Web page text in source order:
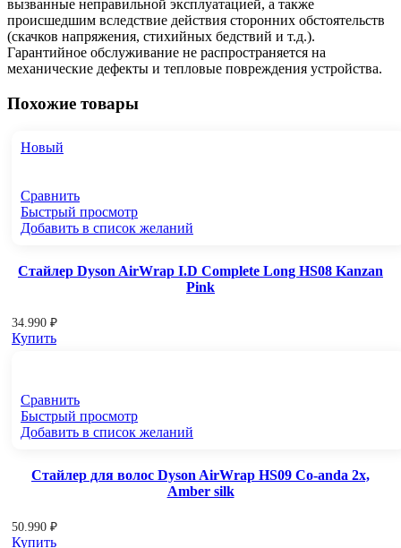
вызванные неправильной эксплуатацией️, а также
происшедшим вследствие действия сторонних обстоятельств
(скачков напряжения, стихийных бедствий и т.д.).
Гарантийное обслуживание не распространяется на
механические дефекты и тепловые повреждения устройства.
Похожие товары
Новый
Сравнить
Быстрый просмотр
Добавить в список желаний
Стайлер Dyson AirWrap I.D Complete Long HS08 Kanzan
Pink
34.990 ₽
Купить
Сравнить
Быстрый просмотр
Добавить в список желаний
Стайлер для волос Dyson AirWrap HS09 Co-anda 2x,
Amber silk
50.990 ₽
Купить